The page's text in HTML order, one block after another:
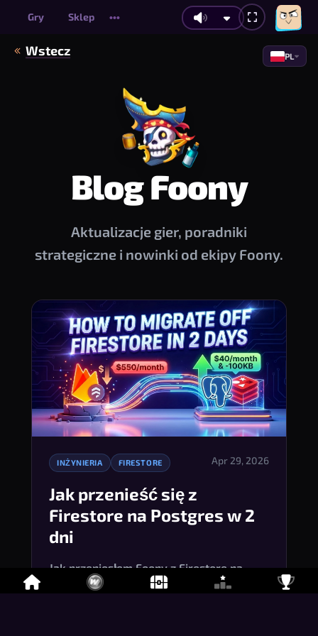
Gry Sklep •••
Wstecz PL
Blog Foony
Aktualizacje gier, poradniki
strategiczne i nowinki od ekipy Foony.
INŻYNIERIA FIRESTORE Apr 29, 2026
Jak przenieść się z
Firestore na Postgres w 2
dni
Jak przeniosłem Foony z Firestore na
Postgres + Redis pub/sub przez Change